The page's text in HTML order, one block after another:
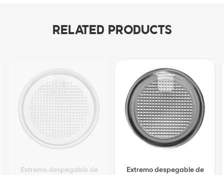
RELATED PRODUCTS
Extremo despegable de
Extremo despegable de